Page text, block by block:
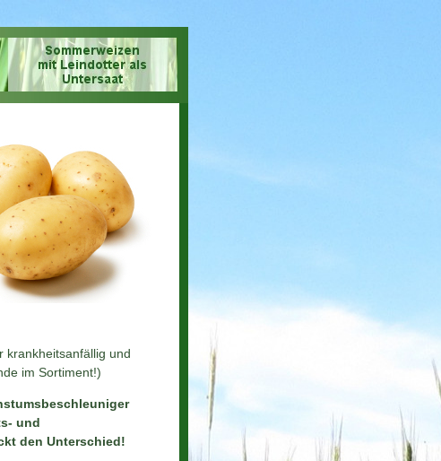
krankheitsanfällig und
im Sortiment!)
und
den Unterschied!